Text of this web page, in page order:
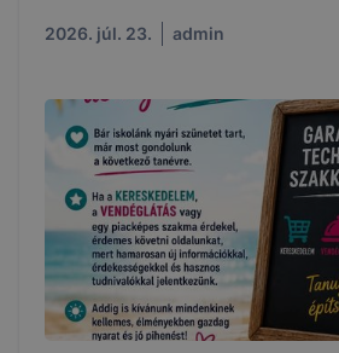
2026. júl. 23. admin